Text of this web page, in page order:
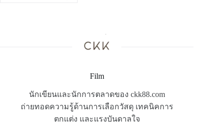
Film
นักเขียนและนักการตลาดของ ckk88.com
ถ่ายทอดความรู้ด้านการเลือกวัสดุ เทคนิคการ
ตกแต่ง และแรงบันดาลใจ